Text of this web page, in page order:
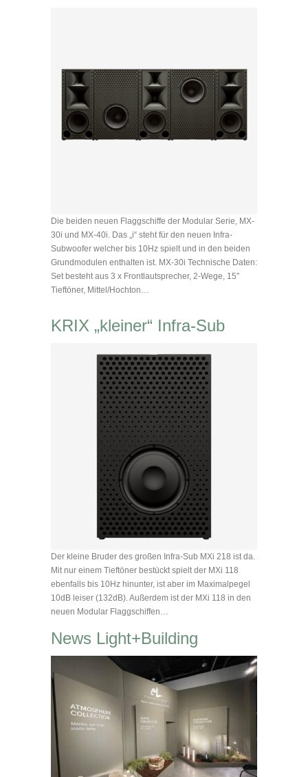
Die beiden neuen Flaggschiffe der Modular Serie, MX-
30i und MX-40i. Das „i“ steht für den neuen Infra-
Subwoofer welcher bis 10Hz spielt und in den beiden
Grundmodulen enthalten ist. MX-30i Technische Daten:
Set besteht aus 3 x Frontlautsprecher, 2-Wege, 15″
Tieftöner, Mittel/Hochton…
KRIX „kleiner“ Infra-Sub
Der kleine Bruder des großen Infra-Sub MXi 218 ist da.
Mit nur einem Tieftöner bestückt spielt der MXi 118
ebenfalls bis 10Hz hinunter, ist aber im Maximalpegel
10dB leiser (132dB). Außerdem ist der MXi 118 in den
neuen Modular Flaggschiffen…
News Light+Building